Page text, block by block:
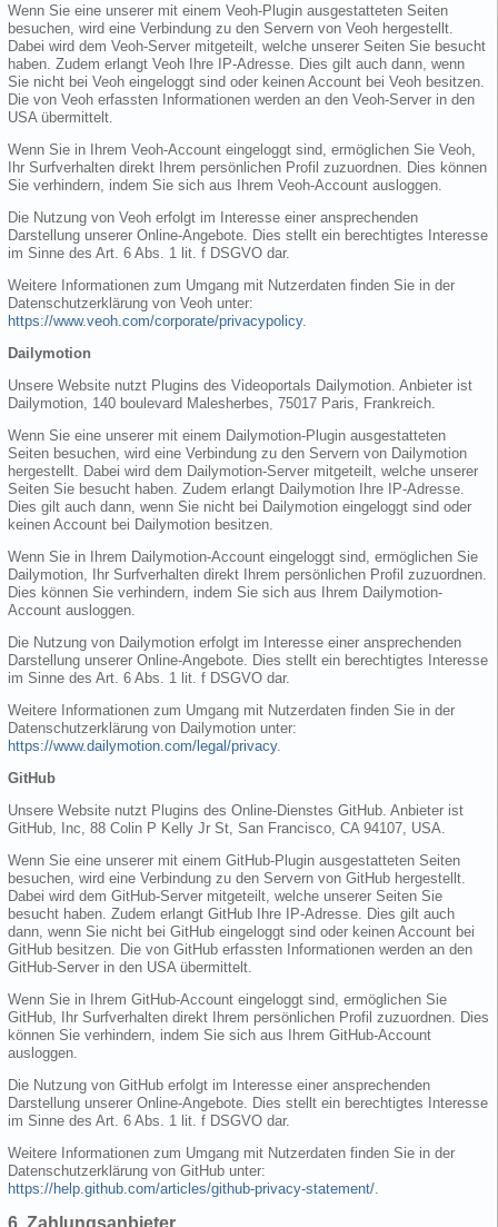
Wenn Sie eine unserer mit einem Veoh-Plugin ausgestatteten Seiten
besuchen, wird eine Verbindung zu den Servern von Veoh hergestellt.
Dabei wird dem Veoh-Server mitgeteilt, welche unserer Seiten Sie besucht
haben. Zudem erlangt Veoh Ihre IP-Adresse. Dies gilt auch dann, wenn
Sie nicht bei Veoh eingeloggt sind oder keinen Account bei Veoh besitzen.
Die von Veoh erfassten Informationen werden an den Veoh-Server in den
USA übermittelt.
Wenn Sie in Ihrem Veoh-Account eingeloggt sind, ermöglichen Sie Veoh,
Ihr Surfverhalten direkt Ihrem persönlichen Profil zuzuordnen. Dies können
Sie verhindern, indem Sie sich aus Ihrem Veoh-Account ausloggen.
Die Nutzung von Veoh erfolgt im Interesse einer ansprechenden
Darstellung unserer Online-Angebote. Dies stellt ein berechtigtes Interesse
im Sinne des Art. 6 Abs. 1 lit. f DSGVO dar.
Weitere Informationen zum Umgang mit Nutzerdaten finden Sie in der
Datenschutzerklärung von Veoh unter:
https://www.veoh.com/corporate/privacypolicy.
Dailymotion
Unsere Website nutzt Plugins des Videoportals Dailymotion. Anbieter ist
Dailymotion, 140 boulevard Malesherbes, 75017 Paris, Frankreich.
Wenn Sie eine unserer mit einem Dailymotion-Plugin ausgestatteten
Seiten besuchen, wird eine Verbindung zu den Servern von Dailymotion
hergestellt. Dabei wird dem Dailymotion-Server mitgeteilt, welche unserer
Seiten Sie besucht haben. Zudem erlangt Dailymotion Ihre IP-Adresse.
Dies gilt auch dann, wenn Sie nicht bei Dailymotion eingeloggt sind oder
keinen Account bei Dailymotion besitzen.
Wenn Sie in Ihrem Dailymotion-Account eingeloggt sind, ermöglichen Sie
Dailymotion, Ihr Surfverhalten direkt Ihrem persönlichen Profil zuzuordnen.
Dies können Sie verhindern, indem Sie sich aus Ihrem Dailymotion-
Account ausloggen.
Die Nutzung von Dailymotion erfolgt im Interesse einer ansprechenden
Darstellung unserer Online-Angebote. Dies stellt ein berechtigtes Interesse
im Sinne des Art. 6 Abs. 1 lit. f DSGVO dar.
Weitere Informationen zum Umgang mit Nutzerdaten finden Sie in der
Datenschutzerklärung von Dailymotion unter:
https://www.dailymotion.com/legal/privacy.
GitHub
Unsere Website nutzt Plugins des Online-Dienstes GitHub. Anbieter ist
GitHub, Inc, 88 Colin P Kelly Jr St, San Francisco, CA 94107, USA.
Wenn Sie eine unserer mit einem GitHub-Plugin ausgestatteten Seiten
besuchen, wird eine Verbindung zu den Servern von GitHub hergestellt.
Dabei wird dem GitHub-Server mitgeteilt, welche unserer Seiten Sie
besucht haben. Zudem erlangt GitHub Ihre IP-Adresse. Dies gilt auch
dann, wenn Sie nicht bei GitHub eingeloggt sind oder keinen Account bei
GitHub besitzen. Die von GitHub erfassten Informationen werden an den
GitHub-Server in den USA übermittelt.
Wenn Sie in Ihrem GitHub-Account eingeloggt sind, ermöglichen Sie
GitHub, Ihr Surfverhalten direkt Ihrem persönlichen Profil zuzuordnen. Dies
können Sie verhindern, indem Sie sich aus Ihrem GitHub-Account
ausloggen.
Die Nutzung von GitHub erfolgt im Interesse einer ansprechenden
Darstellung unserer Online-Angebote. Dies stellt ein berechtigtes Interesse
im Sinne des Art. 6 Abs. 1 lit. f DSGVO dar.
Weitere Informationen zum Umgang mit Nutzerdaten finden Sie in der
Datenschutzerklärung von GitHub unter:
https://help.github.com/articles/github-privacy-statement/
6. Zahlungsanbieter